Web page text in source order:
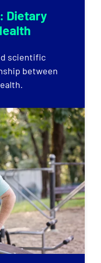
Dietary
scientific
between